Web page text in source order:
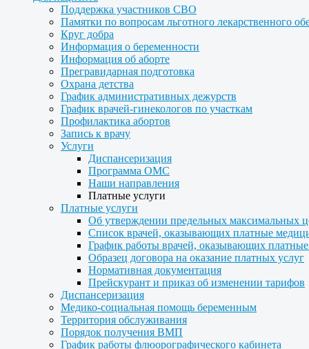
Поддержка участников СВО
Памятки по вопросам льготного лекарственного
Круг добра
Информация о беременности
Информация об аборте
Прегравидарная подготовка
Охрана детства
График административных дежурств
График врачей-гинекологов по участкам
Профилактика абортов
Запись к врачу
Услуги
Диспансеризация
Программа ОМС
Наши направления
Платные услуги
Платные услуги
Об утверждении предельных максимальных
Список врачей, оказывающих платные
График работы врачей, оказывающих
Образец договора на оказание платных услуг
Нормативная документация
Прейскурант и приказ об изменении тарифов
Диспансеризация
Медико-социальная помощь беременным
Территория обслуживания
Порядок получения ВМП
График работы флюорографического кабинета